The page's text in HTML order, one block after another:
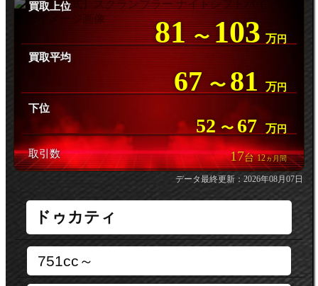
買取上位
81 〜103 万 円
買取平均
67 〜 81 万 円
下位
52 〜67 万 円
取引数 17台12ヵ月間
データ最終更新：2026年08月07日